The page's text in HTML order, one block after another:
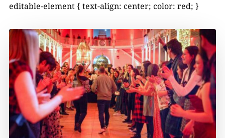
editable-element { text-align: center; color: red; }